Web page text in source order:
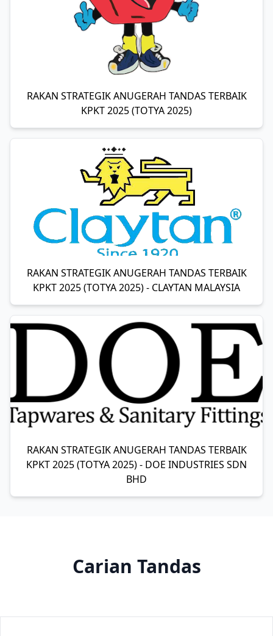
RAKAN STRATEGIK ANUGERAH TANDAS TERBAIK
KPKT 2025 (TOTYA 2025)
RAKAN STRATEGIK ANUGERAH TANDAS TERBAIK
KPKT 2025 (TOTYA 2025) - CLAYTAN MALAYSIA
RAKAN STRATEGIK ANUGERAH TANDAS TERBAIK
KPKT 2025 (TOTYA 2025) - DOE INDUSTRIES SDN
BHD
Carian Tandas